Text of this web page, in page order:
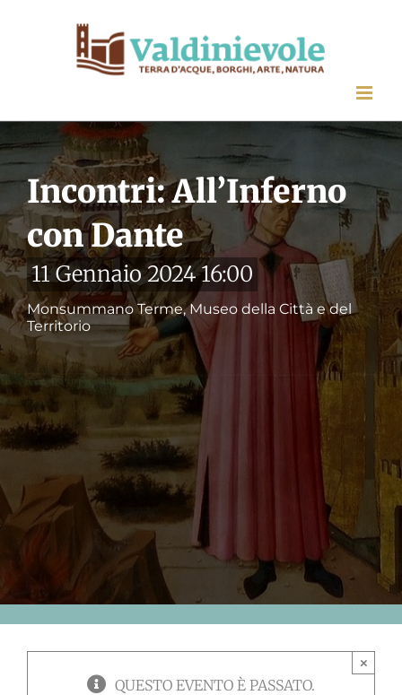
Incontri: All’Inferno
con Dante
11 Gennaio 2024 16:00
Monsummano Terme, Museo della Città e del
Territorio
QUESTO EVENTO È PASSATO.
×